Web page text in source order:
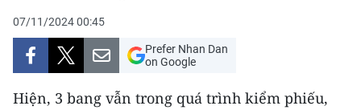
PHÁP LUẬT
DU LỊCH
THẾ GIỚI
07/11/2024 00:45
Prefer Nhan Dan
on Google
Hiện, 3 bang vẫn trong quá trình kiểm phiếu,